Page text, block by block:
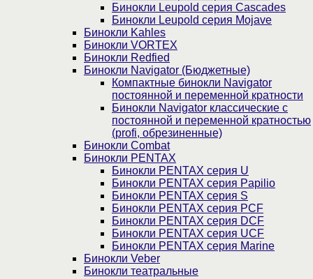
Бинокли Leupold серия Cascades
Бинокли Leupold серия Mojave
Бинокли Kahles
Бинокли VORTEX
Бинокли Redfied
Бинокли Navigator (Бюджетные)
Компактные бинокли Navigator
постоянной и переменной кратности
Бинокли Navigator классические с
постоянной и переменной кратностью
(profi, обрезиненные)
Бинокли Combat
Бинокли PENTAX
Бинокли PENTAX серия U
Бинокли PENTAX серия Papilio
Бинокли PENTAX серия S
Бинокли PENTAX серия PCF
Бинокли PENTAX серия DCF
Бинокли PENTAX серия UCF
Бинокли PENTAX серия Marine
Бинокли Veber
Бинокли театральные